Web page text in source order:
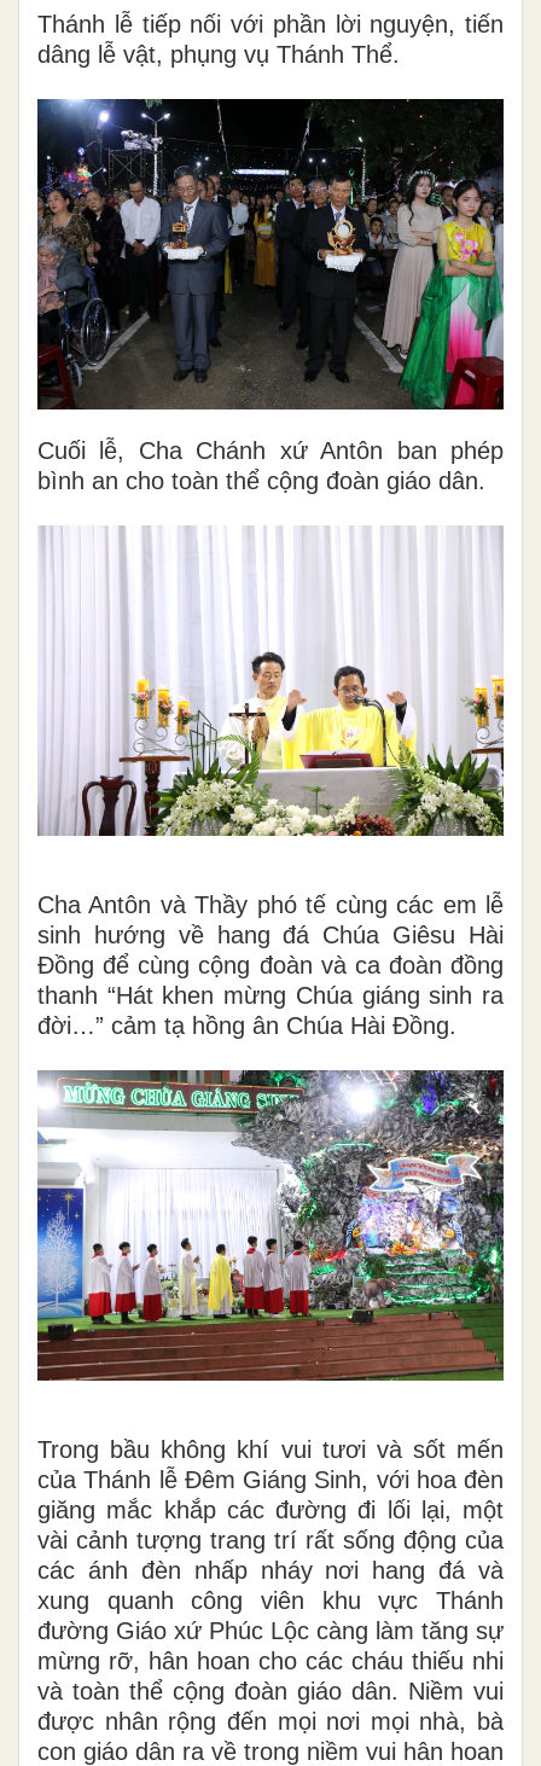
Thánh lễ tiếp nối với phần lời nguyện, tiến
dâng lễ vật, phụng vụ Thánh Thể.
Cuối lễ, Cha Chánh xứ Antôn ban phép
bình an cho toàn thể cộng đoàn giáo dân.
Cha Antôn và Thầy phó tế cùng các em lễ
sinh hướng về hang đá Chúa Giêsu Hài
Đồng để cùng cộng đoàn và ca đoàn đồng
thanh “Hát khen mừng Chúa giáng sinh ra
đời…” cảm tạ hồng ân Chúa Hài Đồng.
Trong bầu không khí vui tươi và sốt mến
của Thánh lễ Đêm Giáng Sinh, với hoa đèn
giăng mắc khắp các đường đi lối lại, một
vài cảnh tượng trang trí rất sống động của
các ánh đèn nhấp nháy nơi hang đá và
xung quanh công viên khu vực Thánh
đường Giáo xứ Phúc Lộc càng làm tăng sự
mừng rỡ, hân hoan cho các cháu thiếu nhi
và toàn thể cộng đoàn giáo dân. Niềm vui
được nhân rộng đến mọi nơi mọi nhà, bà
con giáo dân ra về trong niềm vui hân hoan